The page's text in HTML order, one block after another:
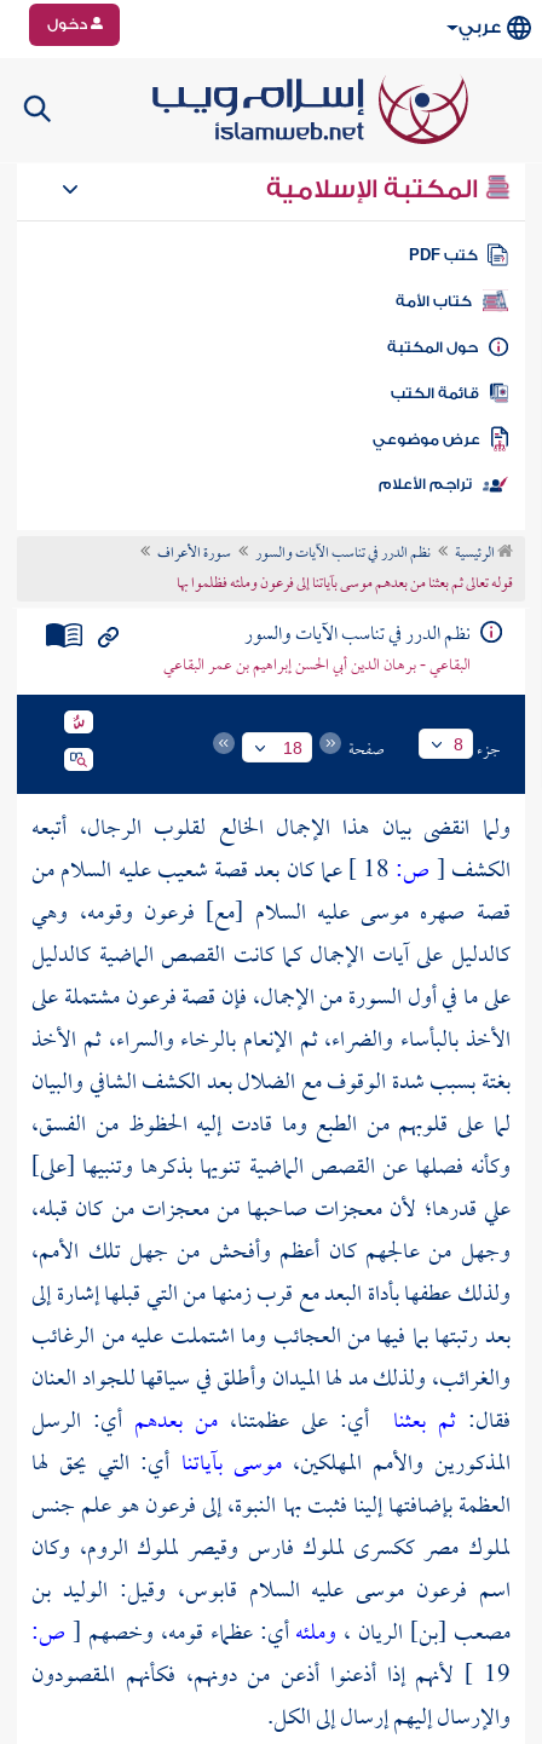
عربي دخول
المكتبة الإسلامية
كتب PDF
كتاب الأمة
المكتبة
الكتب
موضوعي
تراجم الأعلام
الرئيسية نظم الدرر في تناسب الآيات والسور
سورة الأعراف
قوله تعالى ثم بعثنا من بعدهم موسى بآياتنا إلى فرعون وملئه فظلموا بها
نظم الدرر في تناسب الآيات والسور
البقاعي - برهان الدين أبي الحسن إبراهيم بن عمر البقاعي
جزء 8 صفحة 18
ولما انقضى بيان هذا الإجمال الخالع لقلوب الرجال، أتبعه
الكشف[ص: عما كان بعد قصةشعيبعليه السلام من
قصة صهره موسىعليه السلام [مع] فرعون وقومه، وهي
كالدليل على آيات الإجمال كما كانت القصص الماضية كالدليل
على ما في أول السورة من الإجمال، فإن قصةفرعونمشتملة على
الأخذ بالبأساء والضراء، ثم الإنعام بالرخاء والسراء، ثم الأخذ
بغتة بسبب شدة الوقوف مع الضلال بعد الكشف الشافي والبيان
لما على قلوبهم من الطبع وما قادت إليه الحظوظ من الفسق،
وكأنه فصلها عن القصص الماضية تنويها بذكرها وتنبيها [على]
علي قدرها؛ لأن معجزات صاحبها من معجزات من كان قبله،
وجهل من عالجهم كان أعظم وأفحش من جهل تلك الأمم،
ولذلك عطفها بأداة البعد مع قرب زمنها من التي قبلها إشارة إلى
بعد رتبتها بما فيها من العجائب وما اشتملت عليه من الرغائب
والغرائب، ولذلك مد لها الميدان وأطلق في سياقها للجواد العنان
فقال:ثم بعثنا أي: على عظمتنا، من بعدهم أي: الرسل
المذكورين والأمم المهلكين،موسى بآياتنا أي: التي يحق لها
العظمة بإضافتها إلينا فثبت بها النبوة، إلى فرعون هو علم جنس
لملوك مصرككسرى لملوك فارس وقيصر لملوك الروم، وكان
اسم فرعون موسى عليه السلام قابوس، وقيل: الوليد بن
مصعب [بن] الريان ، وملئهأي: عظماء قومه، وخصهم [ص:
19 ]
لأنهم إذا أذعنوا أذعن من دونهم، فكأنهم المقصودون
والإرسال إليهم إرسال إلى الكل.